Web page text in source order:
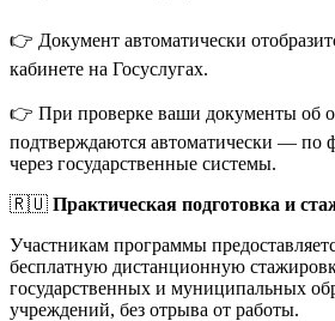
👉 Документ автоматически
кабинете на Госуслугах.
👉 При проверке ваши документы об
подтверждаются автоматически — по
через государственные системы.
🇷🇺 Практическая подготовка и
Участникам программы
бесплатную дистанционную
государственных и муниципальных
учреждений, без отрыва от работы.